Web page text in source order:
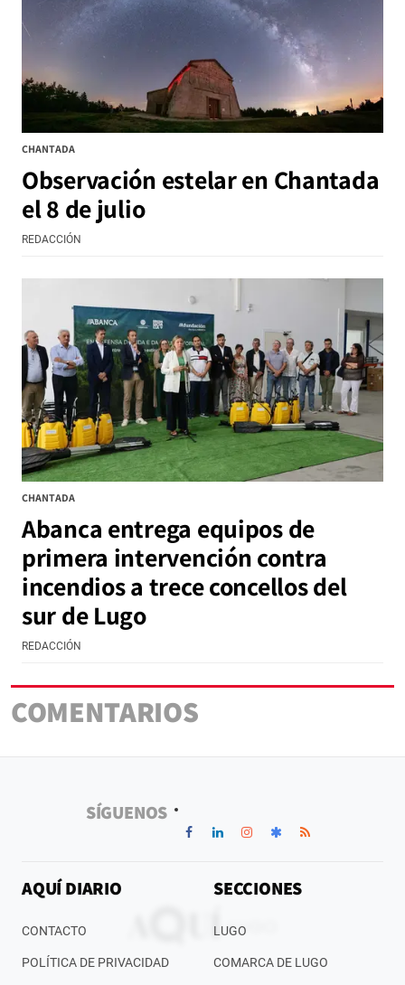
CHANTADA
Observación estelar en Chantada
el 8 de julio
REDACCIÓN
CHANTADA
Abanca entrega equipos de
primera intervención contra
incendios a trece concellos del
sur de Lugo
REDACCIÓN
COMENTARIOS
SÍGUENOS
AQUÍ DIARIO
CONTACTO
POLÍTICA DE PRIVACIDAD
SECCIONES
LUGO
COMARCA DE LUGO